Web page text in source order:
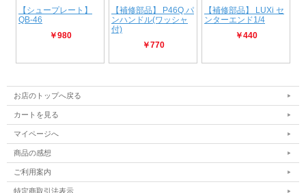
お店のトップへ戻る
カートを見る
マイページへ
商品の感想
ご利用案内
特定商取引法表示